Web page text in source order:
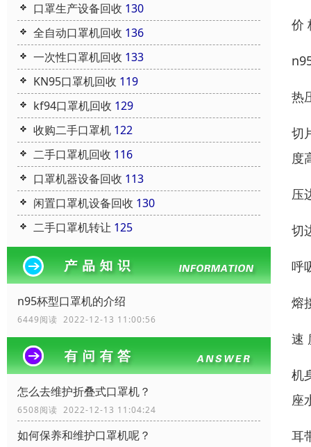
口罩生产设备回收 130
全自动口罩机回收 136
一次性口罩机回收 133
KN95口罩机回收 119
kf94口罩机回收 129
收购二手口罩机 122
二手口罩机回收 116
口罩机器设备回收 113
闲置口罩机设备回收 130
二手口罩机转让 125
n95杯型口罩机的介绍
6449阅读 2022-12-13 11:00:56
怎么去维护折叠式口罩机？
6508阅读 2022-12-13 11:04:24
如何保养和维护口罩机呢？
价
热
切
度
压
切
呼
熔
速
机
座
耳